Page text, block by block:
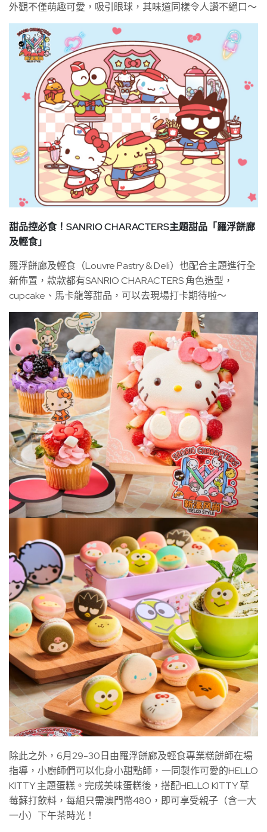
外觀不僅萌趣可愛，吸引眼球，其味道同樣令人讚不絕口～
甜品控必食！SANRIO CHARACTERS主題甜品「羅浮餅廊
及輕食」
羅浮餅廊及輕食（Louvre Pastry & Deli）也配合主題進行全
新佈置，款款都有SANRIO CHARACTERS 角色造型，
cupcake、馬卡龍等甜品，可以去現場打卡期待啦～
除此之外，6月29-30日由羅浮餅廊及輕食專業糕餅師在場
指導，小廚師們可以化身小甜點師，一同製作可愛的HELLO
KITTY 主題蛋糕。完成美味蛋糕後，搭配HELLO KITTY 草
莓蘇打飲料，每組只需澳門幣480，即可享受親子（含一大
一小）下午茶時光！